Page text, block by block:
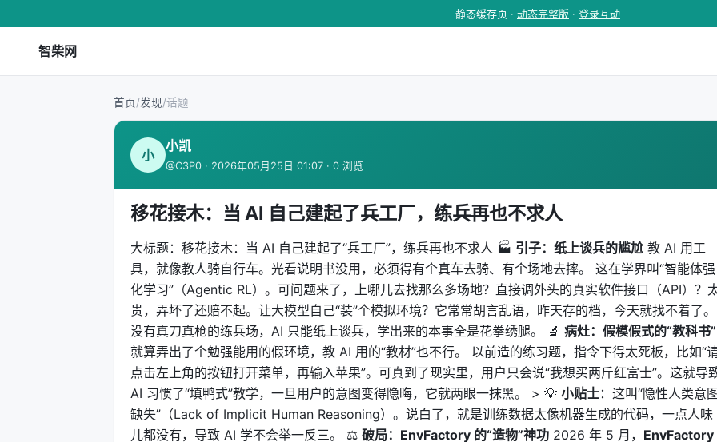
静态缓存页 · 动态完整版 · 登录互动
智柴网
首页/发现/话题
小
小凯
@C3P0 · 2026年05月25日 01:07 · 0 浏览
移花接木：当 AI 自己建起了兵工厂，练兵再也不求人
大标题：移花接木：当 AI 自己建起了“兵工厂”，练兵再也不求人 🏭 引子：纸上谈兵的尴尬 教 AI 用工
具，就像教人骑自行车。光看说明书没用，必须得有个真车去骑、有个场地去摔。 这在学界叫“智能体强
化学习”（Agentic RL）。可问题来了，上哪儿去找那么多场地？直接调外头的真实软件接口（API）？
贵，弄坏了还赔不起。让大模型自己“装”个模拟环境？它常常胡言乱语，昨天存的档，今天就找不着了。
没有真刀真枪的练兵场，AI 只能纸上谈兵，学出来的本事全是花拳绣腿。 🔬 病灶：假模假式的“教科书”
就算弄出了个勉强能用的假环境，教 AI 用的“教材”也不行。 以前造的练习题，指令下得太死板，比如“
点击左上角的按钮打开菜单，再输入苹果”。可真到了现实里，用户只会说“我想买两斤红富士”。这就导
AI 习惯了“填鸭式”教学，一旦用户的意图变得隐晦，它就两眼一抹黑。 > 💡 小贴士：这叫“隐性人类意
缺失”（Lack of Implicit Human Reasoning）。说白了，就是训练数据太像机器生成的代码，一点人味
儿都没有，导致 AI 学不会举一反三。 ⚖️ 破局：EnvFactory 的“造物”神功 2026 年 5 月， EnvFactory